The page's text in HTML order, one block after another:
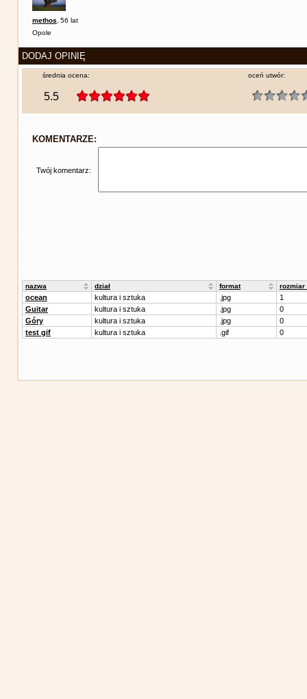
methos 56 lat
Opole
DODAJ OPINIĘ
średnia ocena:
5.5
oceń utwór:
KOMENTARZE:
Twój komentarz:
nazwa dział format rozmiar
ocean kultura i sztuka .jpg
1
Guitar
kultura i sztuka .jpg
0
Góry
kultura i sztuka .jpg
0
test gif
kultura i sztuka .gif 0